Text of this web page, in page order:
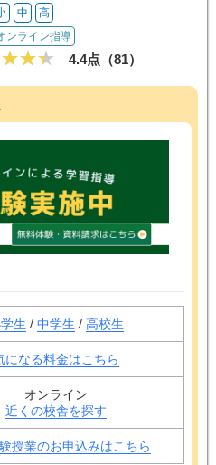
中 高
ンライン指導
4.4点（81）
生 / 中学生 / 高校生
になる料金はこちら
オンライン
近くの校舎を探す
授業のお申込みはこちら